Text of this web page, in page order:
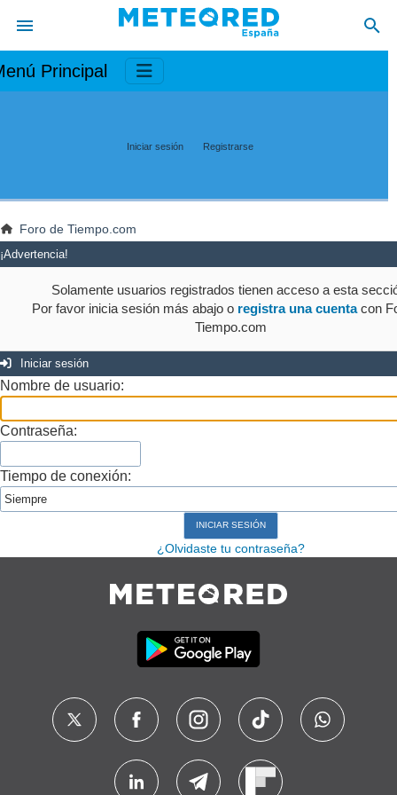
Principal
Iniciar sesión Registrarse
Foro de Tiempo.com
¡Advertencia!
Solamente usuarios registrados tienen acceso a esta
Por favor inicia sesión más abajo o registra una cuentacon
Tiempo.com
Iniciar sesión
Nombre de usuario:
Contraseña:
Tiempo de conexión:
¿Olvidaste tu contraseña?